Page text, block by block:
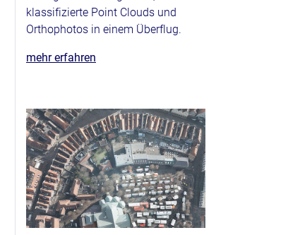
klassifizierte Point Clouds und
Orthophotos in einem Überflug.
mehr erfahren